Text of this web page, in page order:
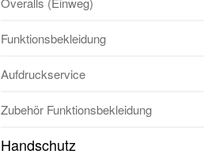
Funktionsbekleidung
Aufdruckservice
Zubehör Funktionsbekleidung
Handschutz